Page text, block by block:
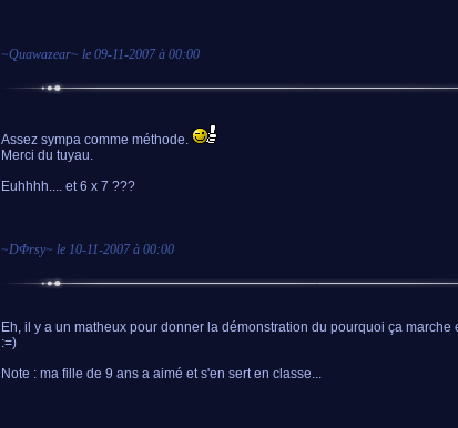
~Quawazear~ le 09-11-2007 à 00:00
Assez sympa comme méthode.
Merci du tuyau.
Euhhhh.... et 6 x 7 ???
~DΦrsy~ le 10-11-2007 à 00:00
Eh, il y a un matheux pour donner la démonstration du pourquoi ça marche
:=)
Note : ma fille de 9 ans a aimé et s'en sert en classe...